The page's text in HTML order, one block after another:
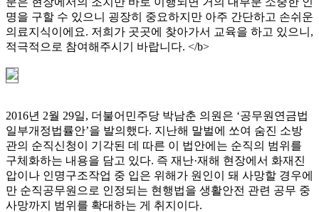
명을 구할 수 있으니 굉장히 중요하지만 아주 간단하고 손쉬운
의료지식이에요. 저희가 곳곳에 찾아가서 교육을 하고 있으니,
적극적으로 참여해주시기 바랍니다. </b>
2016년 2월 29일, 더불어민주당 박남춘 의원은 ‘공무원연금법
일부개정법률안’을 발의했다. 지난해 말벌에 쏘여 숨진 소방
관의 순직신청이 기각된 데 따른 이 법안에는 순직의 범위를
구체화하는 내용을 담고 있다. 즉 재난·재해 현장에서 화재진
압이나 인명구조작업 중 입은 위해가 원인이 돼 사망할 경우에
만 순직공무원으로 인정되는 현행법을 생활안전 관련 공무 중
사망까지 범위를 확대하는 게 취지이다.